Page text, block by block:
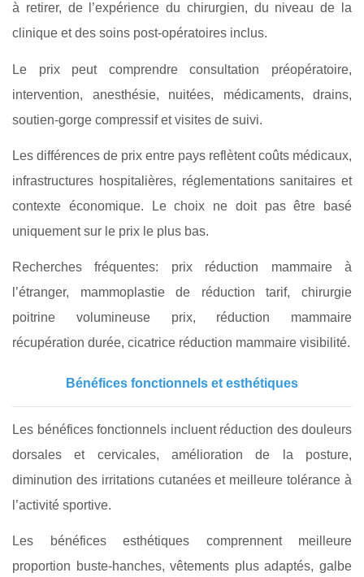
à retirer, de l’expérience du chirurgien, du niveau de la
clinique et des soins post-opératoires inclus.
Le prix peut comprendre consultation préopératoire,
intervention, anesthésie, nuitées, médicaments, drains,
soutien-gorge compressif et visites de suivi.
Les différences de prix entre pays reflètent coûts médicaux,
infrastructures hospitalières, réglementations sanitaires et
contexte économique. Le choix ne doit pas être basé
uniquement sur le prix le plus bas.
Recherches fréquentes: prix réduction mammaire à
l’étranger, mammoplastie de réduction tarif, chirurgie
poitrine volumineuse prix, réduction mammaire
récupération durée, cicatrice réduction mammaire visibilité.
Bénéfices fonctionnels et esthétiques
Les bénéfices fonctionnels incluent réduction des douleurs
dorsales et cervicales, amélioration de la posture,
diminution des irritations cutanées et meilleure tolérance à
l’activité sportive.
Les bénéfices esthétiques comprennent meilleure
proportion buste-hanches, vêtements plus adaptés, galbe